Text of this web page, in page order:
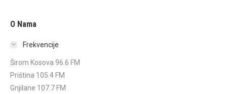
O Nama
Frekvencije
Širom Kosova 96.6 FM
Priština 105.4 FM
Gnjilane 107.7 FM